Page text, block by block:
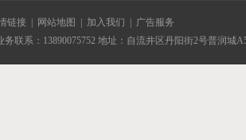
链接 网站地图 加入我们
广告服务
务联系：13890075752 地址：自流井区丹阳街2号普润城